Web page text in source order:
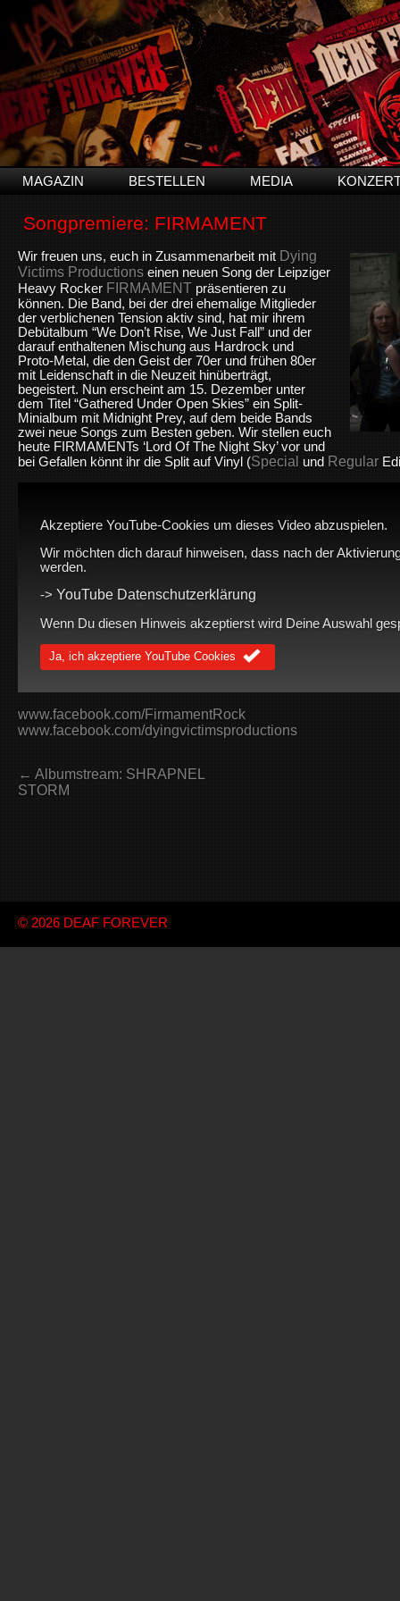
MAGAZIN BESTELLEN MEDIA
Songpremiere: FIRMAMENT
Wir freuen uns, euch in Zusammenarbeit mit Dying
Victims Productions einen neuen Song der Leipziger
Heavy Rocker FIRMAMENT präsentieren zu
können. Die Band, bei der drei ehemalige Mitglieder
der verblichenen Tension aktiv sind, hat mir ihrem
Debütalbum “We Don’t Rise, We Just Fall” und der
darauf enthaltenen Mischung aus Hardrock und
Proto-Metal, die den Geist der 70er und frühen 80er
mit Leidenschaft in die Neuzeit hinüberträgt,
begeistert. Nun erscheint am 15. Dezember unter
dem Titel “Gathered Under Open Skies” ein Split-
Minialbum mit Midnight Prey, auf dem beide Bands
zwei neue Songs zum Besten geben. Wir stellen euch
heute FIRMAMENTs ‘Lord Of The Night Sky’ vor und
bei Gefallen könnt ihr die Split auf Vinyl (Special und Regular
Akzeptiere YouTube-Cookies um dieses Video abzuspielen.
Wir möchten dich darauf hinweisen, dass nach der
werden.
-> YouTube Datenschutzerklärung
Wenn Du diesen Hinweis akzeptierst wird Deine Auswahl
Ja, ich akzeptiere YouTube Cookies
www.facebook.com/FirmamentRock
www.facebook.com/dyingvictimsproductions
← Albumstream: SHRAPNEL
STORM
© 2026 DEAF FOREVER